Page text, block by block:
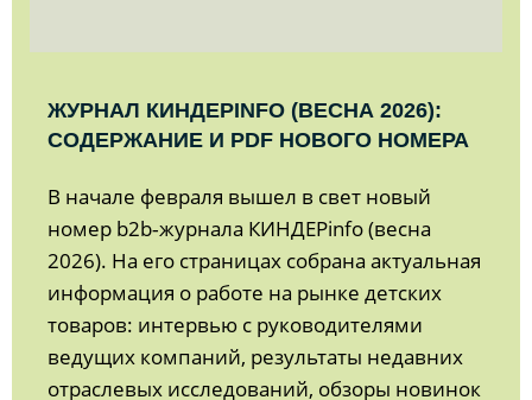
ЖУРНАЛ КИНДЕРINFO (ВЕСНА 2026):
СОДЕРЖАНИЕ И PDF НОВОГО НОМЕРА
В начале февраля вышел в свет новый
номер b2b‑журнала КИНДЕРinfo (весна
2026). На его страницах собрана актуальная
информация о работе на рынке детских
товаров: интервью с руководителями
ведущих компаний, результаты недавних
отраслевых исследований, обзоры новинок